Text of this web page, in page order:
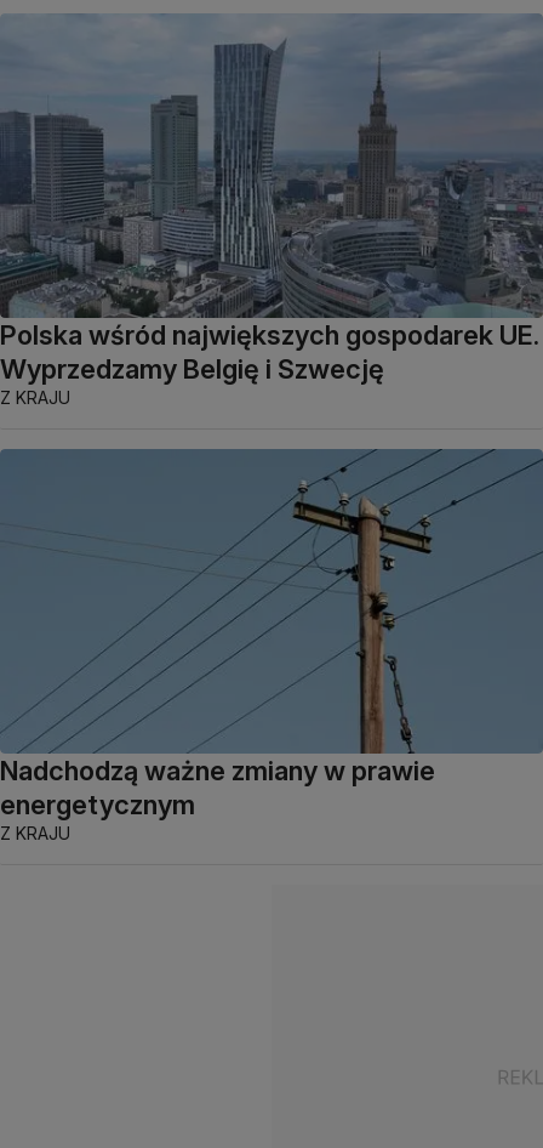
Polska wśród największych gospodarek UE.
Wyprzedzamy Belgię i Szwecję
Z KRAJU
Nadchodzą ważne zmiany w prawie
energetycznym
Z KRAJU